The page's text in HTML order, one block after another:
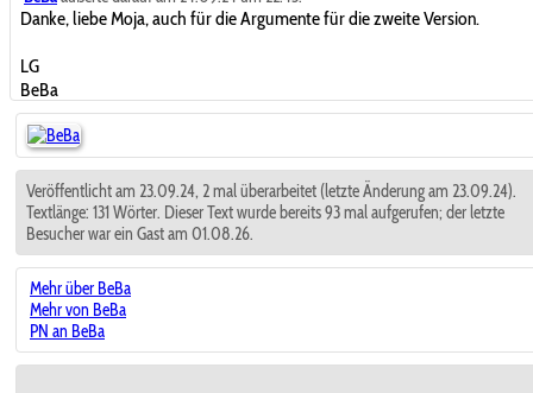
Danke, liebe Moja, auch für die Argumente für die zweite Version.
LG
BeBa
Veröffentlicht am 23.09.24, 2 mal überarbeitet (letzte Änderung am 23.09.24).
Textlänge: 131 Wörter. Dieser Text wurde bereits 93 mal aufgerufen; der letzte
Besucher war ein Gast am 01.08.26.
Mehr über BeBa
Mehr von BeBa
PN an BeBa